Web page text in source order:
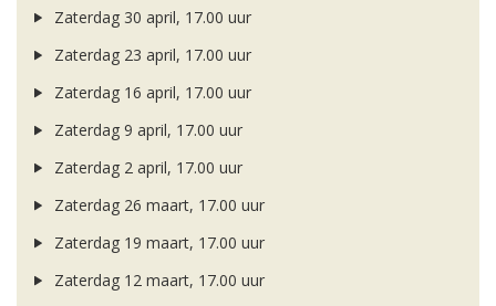
Zaterdag 30 april, 17.00 uur
Zaterdag 23 april, 17.00 uur
Zaterdag 16 april, 17.00 uur
Zaterdag 9 april, 17.00 uur
Zaterdag 2 april, 17.00 uur
Zaterdag 26 maart, 17.00 uur
Zaterdag 19 maart, 17.00 uur
Zaterdag 12 maart, 17.00 uur